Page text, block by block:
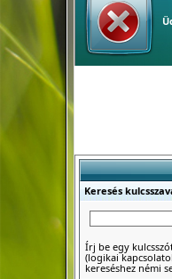
Keresés
Írj be egy
(logikai
kereséshez némi